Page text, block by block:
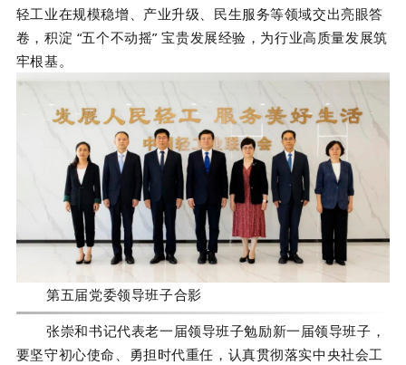
轻工业在规模稳增、产业升级、民生服务等领域交出亮眼答
卷，积淀 “五个不动摇” 宝贵发展经验，为行业高质量发展筑
牢根基。
第五届党委领导班子合影
张崇和书记代表老一届领导班子勉励新一届领导班子，
要坚守初心使命、勇担时代重任，认真贯彻落实中央社会工